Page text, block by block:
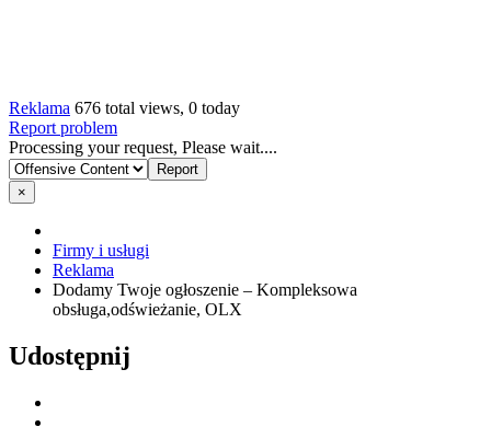
Reklama 676 total views, 0 today
Report problem
Processing your request, Please wait....
×
Firmy i usługi
Reklama
Dodamy Twoje ogłoszenie – Kompleksowa
obsługa,odświeżanie, OLX
Udostępnij